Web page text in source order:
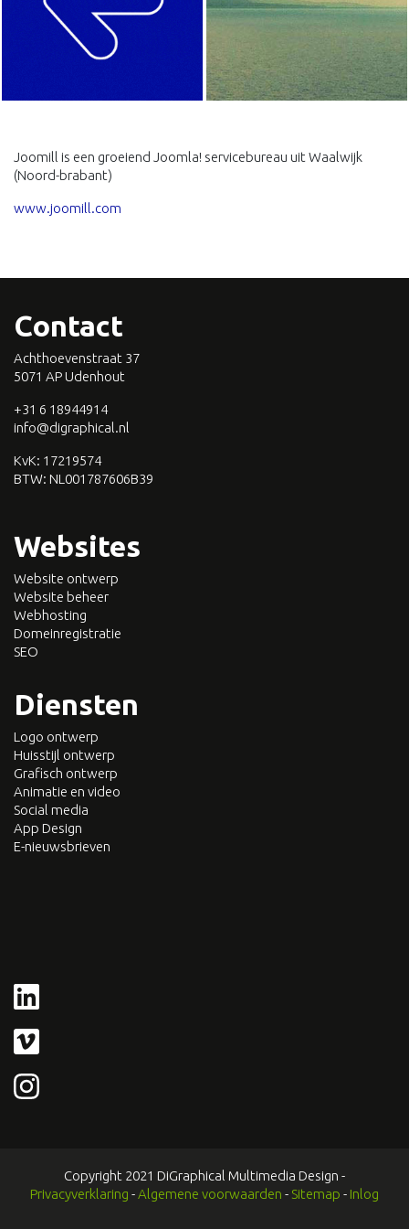
Joomill is een groeiend Joomla! servicebureau uit Waalwijk
(Noord-brabant)
www.joomill.com
Contact
Achthoevenstraat 37
5071 AP Udenhout
+31 6 18944914
info@digraphical.nl
KvK: 17219574
BTW: NL001787606B39
Websites
Website ontwerp
Website beheer
Webhosting
Domeinregistratie
SEO
Diensten
Logo ontwerp
Huisstijl ontwerp
Grafisch ontwerp
Animatie en video
Social media
App Design
E-nieuwsbrieven
Copyright 2021 DiGraphical Multimedia Design -
Privacyverklaring -Algemene voorwaarden - Sitemap - Inlog